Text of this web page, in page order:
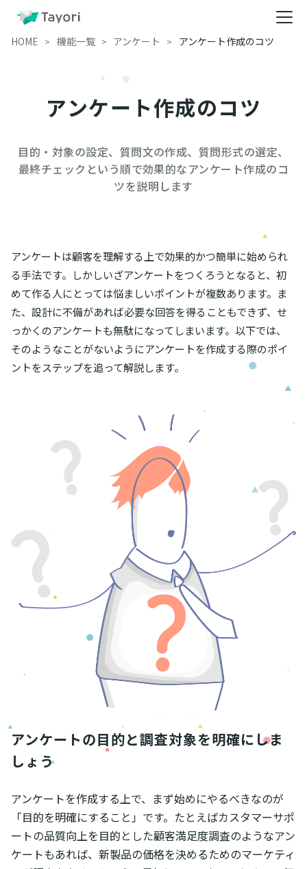
HOME 機能一覧 アンケート アンケート作成のコツ
アンケート作成のコツ
目的・対象の設定、質問文の作成、質問形式の選定、
最終チェックという順で効果的なアンケート作成のコ
ツを説明します
アンケートは顧客を理解する上で効果的かつ簡単に始められ
る手法です。しかしいざアンケートをつくろうとなると、初
めて作る人にとっては悩ましいポイントが複数あります。ま
た、設計に不備があれば必要な回答を得ることもできず、せ
っかくのアンケートも無駄になってしまいます。以下では、
そのようなことがないようにアンケートを作成する際のポイ
ントをステップを追って解説します。
アンケートの目的と調査対象を明確にしま
しょう
アンケートを作成する上で、まず始めにやるべきなのが
「目的を明確にすること」です。たとえばカスタマーサポ
ートの品質向上を目的とした顧客満足度調査のようなアン
ケートもあれば、新製品の価格を決めるためのマーケティ